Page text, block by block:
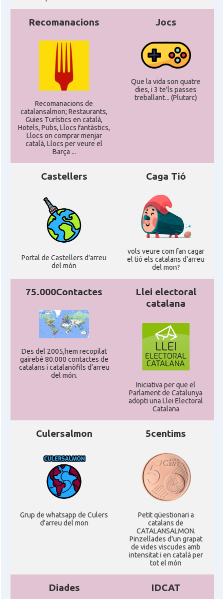
Recomanacions
Recomanacions de
catalansalmon; Restaurants,
Guies Turístics en català,
Hotels, Pubs, Llocs fantàstics,
Llocs on comprar menjar
català, Llocs per veure el
Barça ...
Jocs
Que la vida son quatre
dies, i 3 te'ls passes
treballant... (Plutarc)
Castellers
Portal de Castellers d'arreu
del món
Caga Tió
vols veure com fan cagar
el tió els catalans d'arreu
del mon?
75.000Contactes
Des del 2005,hem recopilat
gairebé 80.000 contactes de
catalans i catalanòfils d'arreu
del món.
Llei electoral
catalana
Iniciativa per que el
Parlament de Catalunya
adopti una Llei Electoral
Catalana
Culersalmon
Grup de whatsapp de Culers
d'arreu del mon
5centims
Petit qüestionari a
catalans de
CATALANSALMON.
Pinzellades d'un grapat
de vides viscudes amb
intensitat i en català per
tot el món
Diades IDCAT